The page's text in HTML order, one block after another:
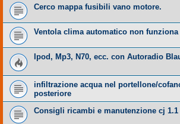
Cerco mappa fusibili vano motore.
Ventola clima automatico non funziona
Ipod, Mp3, N70, ecc. con Autoradio
infiltrazione acqua nel portellone/
posteriore
Consigli ricambi e manutenzione cj 1.1